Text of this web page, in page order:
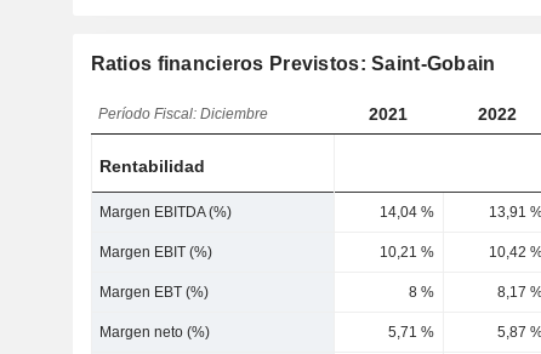
Ratios financieros Previstos: Saint-Gobain
Período Fiscal: Diciembre 2021 2022
Rentabilidad
Margen EBITDA (%) 14,04 % 13,91
Margen EBIT (%) 10,21 % 10,42
Margen EBT (%) 8 % 8,17
Margen neto (%) 5,71 % 5,87